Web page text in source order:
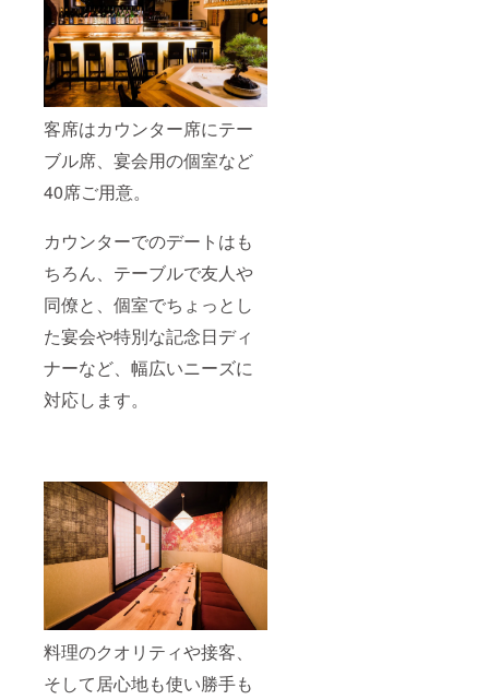
客席はカウンター席にテー
ブル席、宴会用の個室など
40席ご用意。
カウンターでのデートはも
ちろん、テーブルで友人や
同僚と、個室でちょっとし
た宴会や特別な記念日ディ
ナーなど、幅広いニーズに
対応します。
料理のクオリティや接客、
そして居心地も使い勝手も